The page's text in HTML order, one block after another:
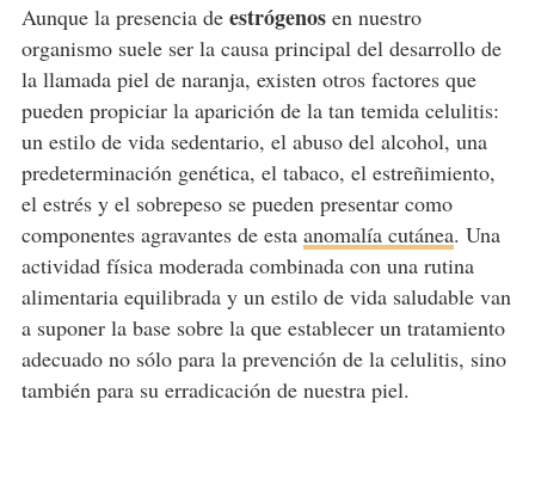
Aunque la presencia de estrógenosen nuestro
organismo suele ser la causa principal del desarrollo de
la llamada piel de naranja, existen otros factores que
pueden propiciar la aparición de la tan temida celulitis:
un estilo de vida sedentario, el abuso del alcohol, una
predeterminación genética, el tabaco, el estreñimiento,
el estrés y el sobrepeso se pueden presentar como
componentes agravantes de esta anomalía cutánea. Una
actividad física moderada combinada con una rutina
alimentaria equilibrada y un estilo de vida saludable van
a suponer la base sobre la que establecer un tratamiento
adecuado no sólo para la prevención de la celulitis, sino
también para su erradicación de nuestra piel.